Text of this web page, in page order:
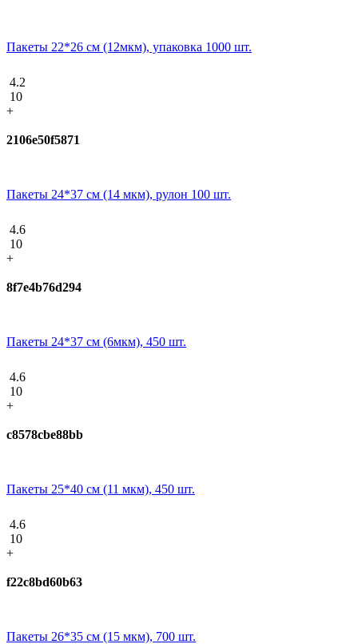
Пакеты 22*26 см (12мкм), упаковка 1000 шт.
4.2
10
+
2106e50f5871
Пакеты 24*37 см (14 мкм), рулон 100 шт.
4.6
10
+
8f7e4b76d294
Пакеты 24*37 см (6мкм), 450 шт.
4.6
10
+
c8578cbe88bb
Пакеты 25*40 см (11 мкм), 450 шт.
4.6
10
+
f22c8bd60b63
Пакеты 26*35 см (15 мкм), 700 шт.